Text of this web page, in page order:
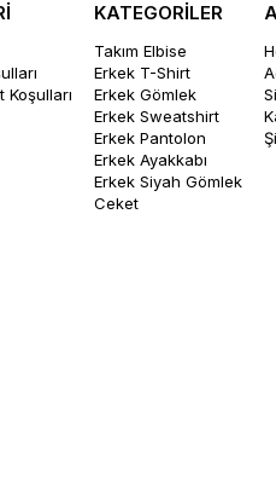
KATEGORİLER
Takım Elbise
Erkek T-Shirt
Erkek Gömlek
Erkek Sweatshirt
Erkek Pantolon
Erkek Ayakkabı
Erkek Siyah Gömlek
Ceket